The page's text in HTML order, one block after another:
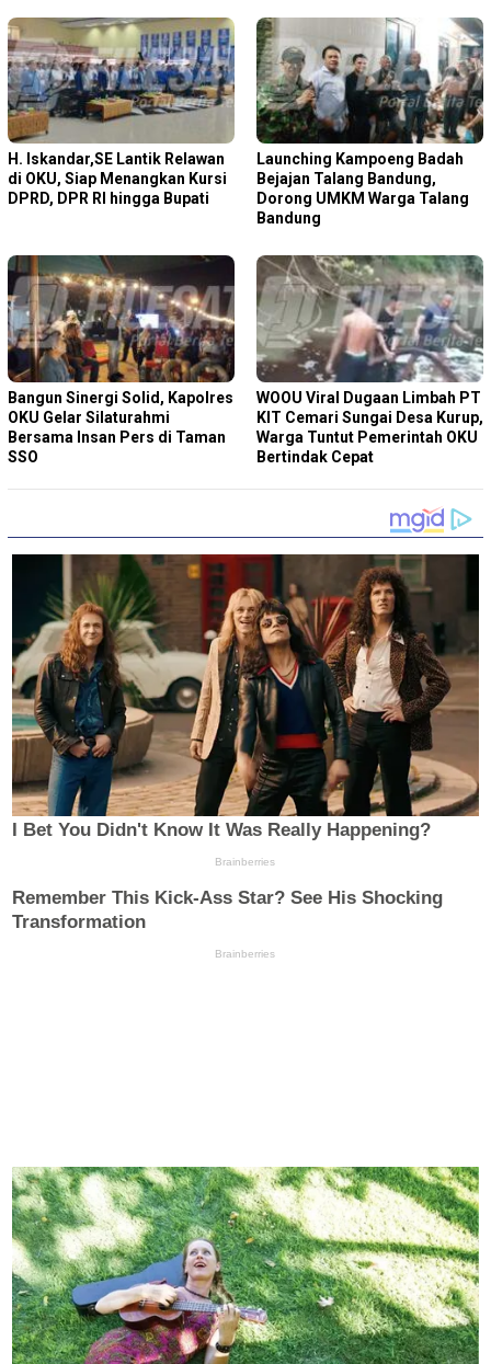
H. Iskandar,SE Lantik Relawan
di OKU, Siap Menangkan Kursi
DPRD, DPR RI hingga Bupati
Launching Kampoeng Badah
Bejajan Talang Bandung,
Dorong UMKM Warga Talang
Bandung
Bangun Sinergi Solid, Kapolres
OKU Gelar Silaturahmi
Bersama Insan Pers di Taman
SSO
WOOU Viral Dugaan Limbah PT
KIT Cemari Sungai Desa Kurup,
Warga Tuntut Pemerintah OKU
Bertindak Cepat